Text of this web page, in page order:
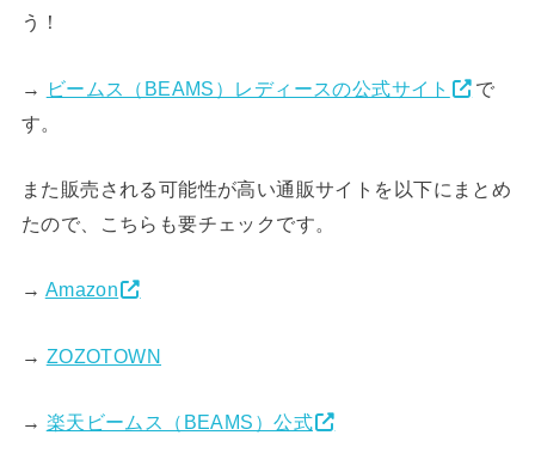
う！
→ ビームス（BEAMS）レディースの公式サイト
で
す。
また販売される可能性が高い通販サイトを以下にまとめ
たので、こちらも要チェックです。
→ Amazon
→ ZOZOTOWN
→ 楽天ビームス（BEAMS）公式